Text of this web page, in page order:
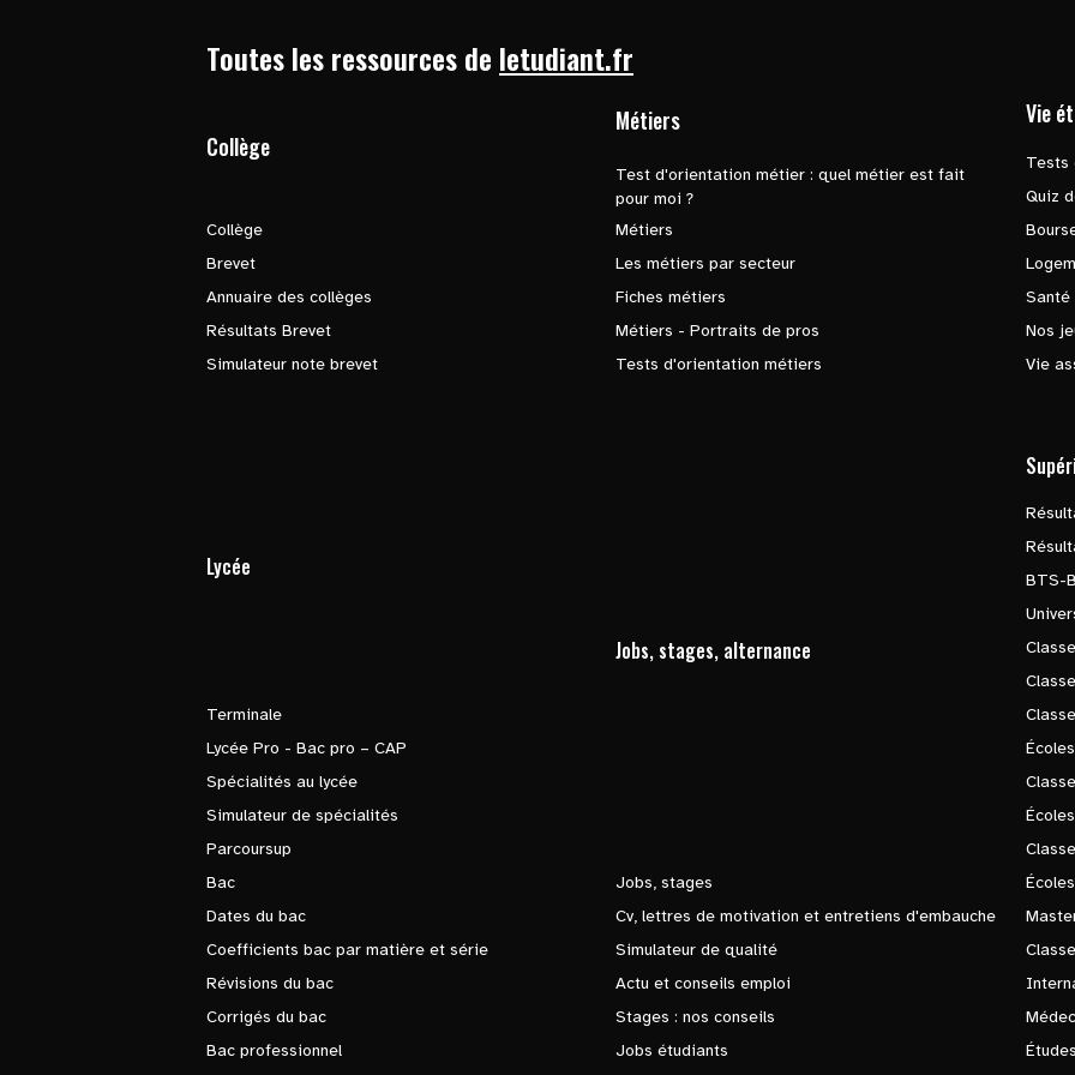
Toutes les ressources de letudiant.fr
Collège
Collège
Brevet
Annuaire des collèges
Résultats Brevet
Simulateur note brevet
Métiers
Test d'orientation métier : quel métier est fait
pour moi ?
Métiers
Les métiers par secteur
Fiches métiers
Métiers - Portraits de pros
Tests d'orientation métiers
Vie
Tests
Quiz
Santé
Nos
Vie
Lycée
Terminale
Lycée Pro - Bac pro – CAP
Spécialités au lycée
Simulateur de spécialités
Parcoursup
Bac
Dates du bac
Coefficients bac par matière et série
Révisions du bac
Corrigés du bac
Bac professionnel
Jobs, stages, alternance
Jobs, stages
Cv, lettres de motivation et entretiens d'embauche
Simulateur de qualité
Actu et conseils emploi
Stages : nos conseils
Jobs étudiants
BTS-